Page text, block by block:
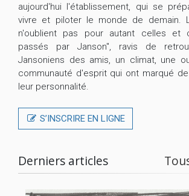
aujourd'hui l'établissement, qui se
vivre et piloter le monde de demain.
n'oublient pas pour autant celles et
passés par Janson", ravis de
Jansoniens des amis, un climat, une
communauté d'esprit qui ont marqué
leur personnalité.
S’INSCRIRE EN LIGNE
Derniers articles